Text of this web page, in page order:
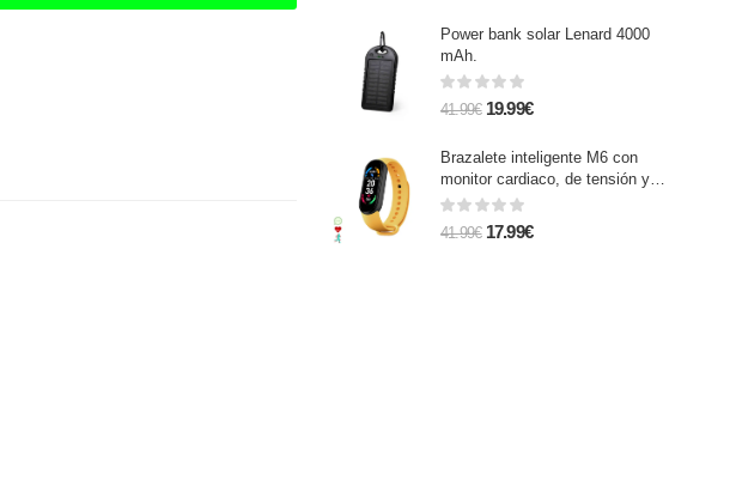
Power bank solar Lenard 4000
mAh.
41.99€ 19.99€
Brazalete inteligente M6 con
monitor cardiaco, de tensión y
oxígeno en sangre. Modo
multideporte.
41.99€ 17.99€